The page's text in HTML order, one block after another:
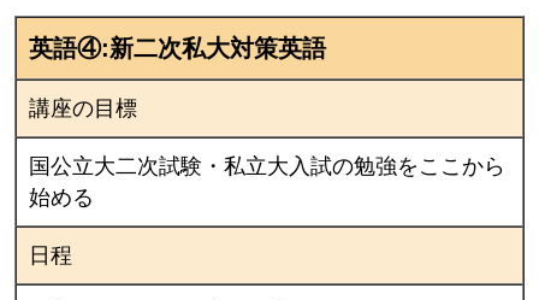
英語④:新二次私大対策英語
講座の目標
国公立大二次試験・私立大入試の勉強をここから
始める
日程